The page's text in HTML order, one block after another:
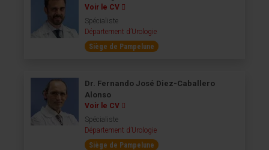
Voir le CV
Spécialiste
Département d’Urologie
Siège de Pampelune
Dr. Fernando José Diez-Caballero
Alonso
Voir le CV
Spécialiste
Département d’Urologie
Siège de Pampelune